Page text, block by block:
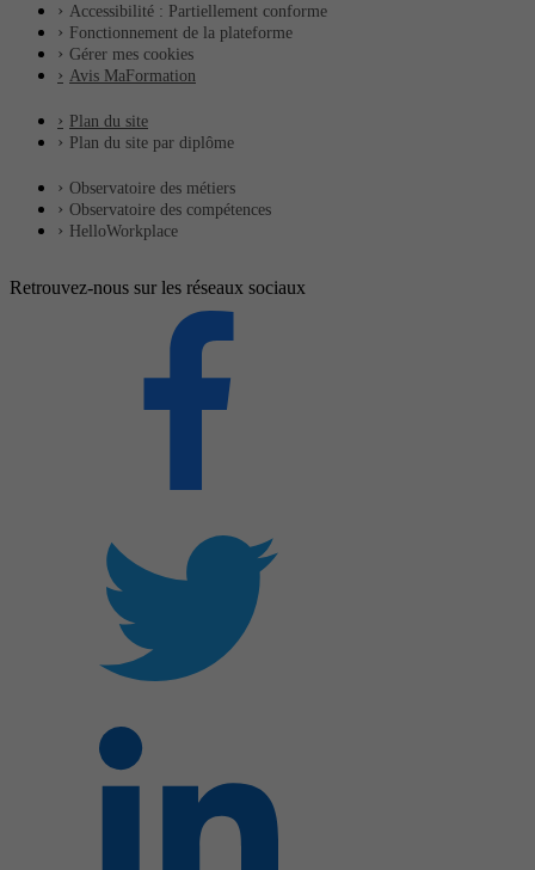
Accessibilité : Partiellement conforme
Fonctionnement de la plateforme
Gérer mes cookies
Avis MaFormation
Plan du site
Plan du site par diplôme
Observatoire des métiers
Observatoire des compétences
HelloWorkplace
Retrouvez-nous sur les réseaux sociaux